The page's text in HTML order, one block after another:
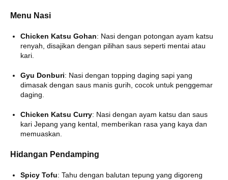
Menu Nasi
Chicken Katsu Gohan: Nasi dengan potongan ayam katsu
renyah, disajikan dengan pilihan saus seperti mentai atau
kari.
Gyu Donburi: Nasi dengan topping daging sapi yang
dimasak dengan saus manis gurih, cocok untuk penggemar
daging.
Chicken Katsu Curry: Nasi dengan ayam katsu dan saus
kari Jepang yang kental, memberikan rasa yang kaya dan
memuaskan.
Hidangan Pendamping
Spicy Tofu: Tahu dengan balutan tepung yang digoreng